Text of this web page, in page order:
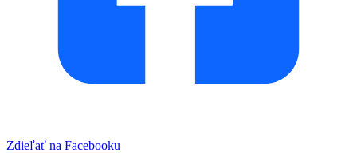
Zdieľať na Facebooku